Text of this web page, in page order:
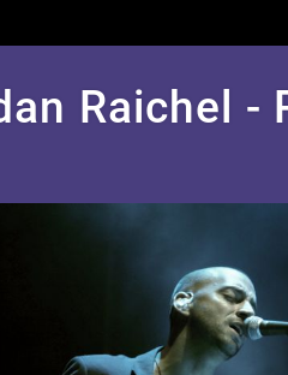
Raichel -